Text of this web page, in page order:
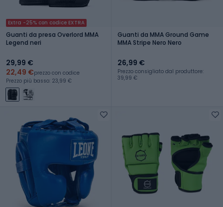
Extra -25% con codice EXTRA
Guanti da presa Overlord MMA
Legend neri
29,99 €
22,49 €prezzo con codice
Prezzo più basso: 23,99 €
Guanti da MMA Ground Game
MMA Stripe Nero Nero
26,99 €
Prezzo consigliato dal produttore:
39,99 €